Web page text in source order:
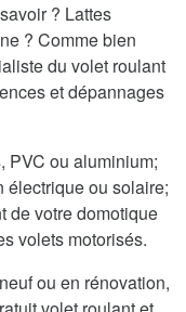
? Lattes
? Comme bien
du volet roulant
et dépannages
PVC ou aluminium;
électrique ou solaire;
de votre domotique
volets motorisés.
ou en rénovation,